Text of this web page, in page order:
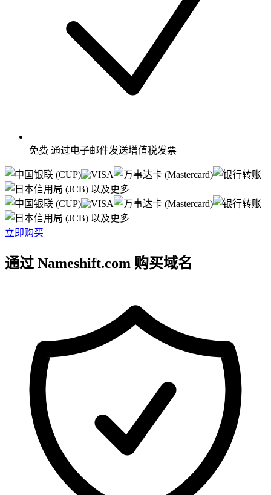
免费 通过电子邮件发送增值税发票
以及更多
以及更多
立即购买
通过 Nameshift.com 购买域名